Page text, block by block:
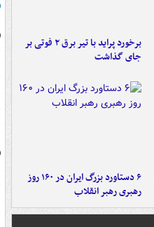
برخورد پراید با تیر برق ۲ فوتی بر
جای گذاشت
۶ دستاورد بزرگ ایران در ۱۶۰ روز
رهبری رهبر انقلاب